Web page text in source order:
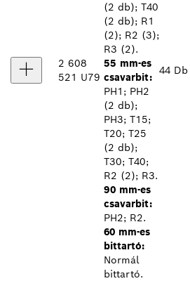
2 608
521 U79
(2 db); T40
(2 db); R1
(2); R2 (3);
R3 (2).
55 mm-es
csavarbit:
PH1; PH2
(2 db);
PH3; T15;
T20; T25
(2 db);
T30; T40;
R2 (2); R3.
90 mm-es
csavarbit:
PH2; R2.
60 mm-es
bittartó:
Normál
bittartó.
44 Db